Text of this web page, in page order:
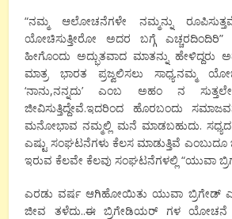
“ನಮ್ಮ ಆಲೋಚನೆಗಳೇ ನಮ್ಮನ್ನು
ಯೋಚಿಸುತ್ತೀರೋ ಅದರ ಬಗ್ಗೆ ಎಚ್ಚರದಿಂದಿರಿ”
ಹೀಗೊಂದು ಅದ್ಭುತವಾದ ಮಾತನ್ನು ಹೇಳಿದ್ದರು
ಮಾತ್ರ ಭಾರತ ಪ್ರಜ್ವಲಿಸಲು ಸಾಧ್ಯ.ನಮ್ಮ
‘ನಾನು,ನನ್ನದು’ ಎಂಬ ಅಹಂ ನ
ಜೀವಿಸುತ್ತಿದ್ದೇವೆ.ಇದರಿಂದ ಹೊರಬಂದು
ಮನೋಭಾವ ನಮ್ಮಲ್ಲಿ ಮನೆ ಮಾಡಬಹುದು.
ಎಷ್ಟು ಸಂಘಟನೆಗಳು ಕೆಲಸ ಮಾಡುತ್ತಿವೆ ಎಂಬುದೂ
ಇರುವ ಕೆಲವೇ ಕೆಲವು ಸಂಘಟನೆಗಳಲ್ಲಿ “ಯುವಾ
ಎರಡು ವರ್ಷ ಆಗಿಹೋಯಿತು ಯುವಾ ಬ್ರಿಗೇಡ್
ಜೀವ ತಳೆದು..ಈ ಬ್ರಿಗೇಡಿಯರ್ ಗಳ ಯೋಚನೆ